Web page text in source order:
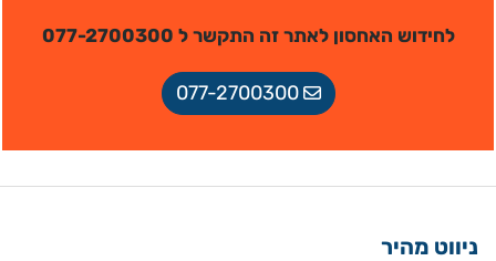
לחידוש האחסון לאתר זה התקשר ל 077-2700300
077-2700300
ניווט מהיר